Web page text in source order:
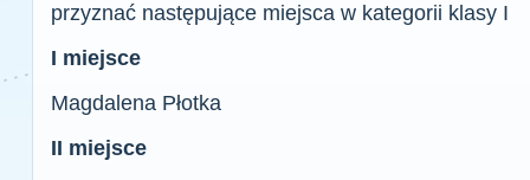
przyznać następujące miejsca w kategorii klasy I
I miejsce
Magdalena Płotka
II miejsce